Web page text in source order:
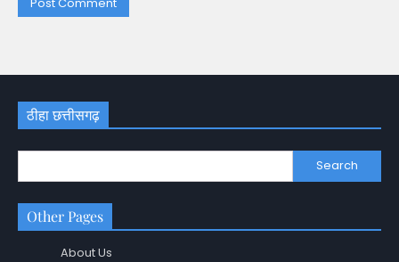
ठीहा छत्तीसगढ़
Search
Other Pages
About Us